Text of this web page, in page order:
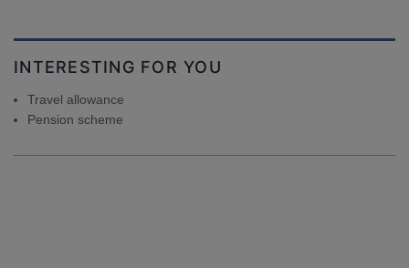
INTERESTING FOR YOU
Travel allowance
Pension scheme